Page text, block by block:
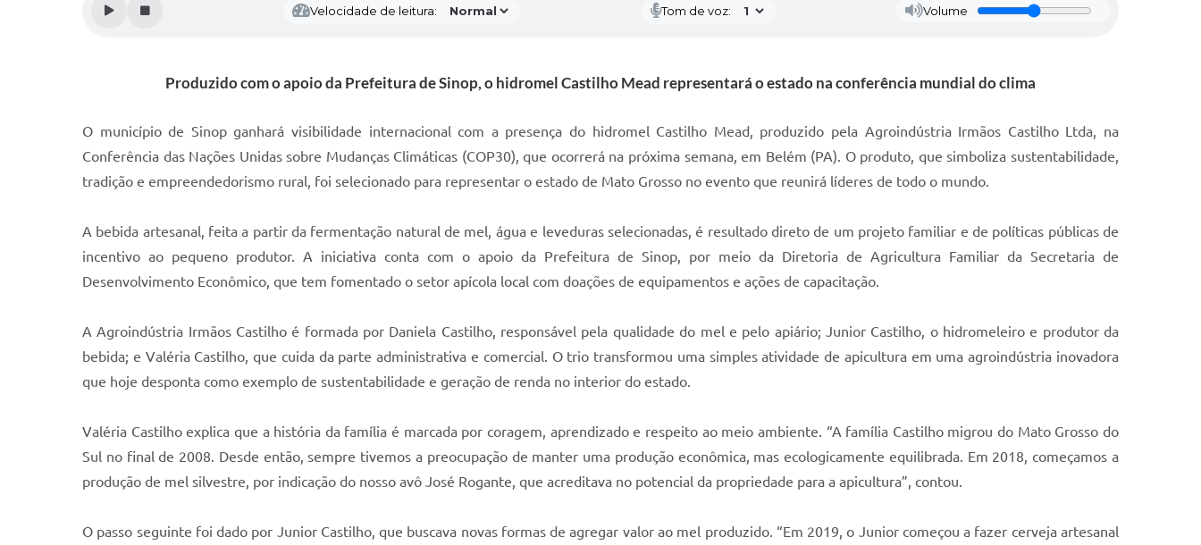
Velocidade de leitura: Tom de voz: Volume
Produzido com o apoio da Prefeitura de Sinop, o hidromel Castilho Mead representará o estado na conferência mundial do clima
O município de Sinop ganhará visibilidade internacional com a presença do hidromel Castilho Mead, produzido pela Agroindústria Irmãos Castilho Ltda, na
Conferência das Nações Unidas sobre Mudanças Climáticas (COP30), que ocorrerá na próxima semana, em Belém (PA). O produto, que simboliza sustentabilidade,
tradição e empreendedorismo rural, foi selecionado para representar o estado de Mato Grosso no evento que reunirá líderes de todo o mundo.
A bebida artesanal, feita a partir da fermentação natural de mel, água e leveduras selecionadas, é resultado direto de um projeto familiar e de políticas públicas de
incentivo ao pequeno produtor. A iniciativa conta com o apoio da Prefeitura de Sinop, por meio da Diretoria de Agricultura Familiar da Secretaria de
Desenvolvimento Econômico, que tem fomentado o setor apícola local com doações de equipamentos e ações de capacitação.
A Agroindústria Irmãos Castilho é formada por Daniela Castilho, responsável pela qualidade do mel e pelo apiário; Junior Castilho, o hidromeleiro e produtor da
bebida; e Valéria Castilho, que cuida da parte administrativa e comercial. O trio transformou uma simples atividade de apicultura em uma agroindústria inovadora
que hoje desponta como exemplo de sustentabilidade e geração de renda no interior do estado.
Valéria Castilho explica que a história da família é marcada por coragem, aprendizado e respeito ao meio ambiente. “A família Castilho migrou do Mato Grosso do
Sul no final de 2008. Desde então, sempre tivemos a preocupação de manter uma produção econômica, mas ecologicamente equilibrada. Em 2018, começamos a
produção de mel silvestre, por indicação do nosso avô José Rogante, que acreditava no potencial da propriedade para a apicultura”, contou.
O passo seguinte foi dado por Junior Castilho, que buscava novas formas de agregar valor ao mel produzido. “Em 2019, o Junior começou a fazer cerveja artesanal